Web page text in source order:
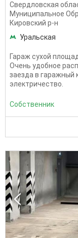
Свердловская
Муниципальное
Кировский р-н
Уральская
Гараж сухой
Очень удобное
заезда в гаражный
электричество.
Собственник